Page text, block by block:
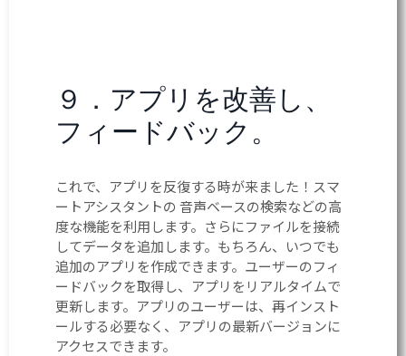
９．アプリを改善し、
フィードバック。
これで、アプリを反復する時が来ました！スマ
ートアシスタントの 音声ベースの検索などの高
度な機能を利用します。さらにファイルを接続
してデータを追加します。もちろん、いつでも
追加のアプリを作成できます。ユーザーのフィ
ードバックを取得し、アプリをリアルタイムで
更新します。アプリのユーザーは、再インスト
ールする必要なく、アプリの最新バージョンに
アクセスできます。